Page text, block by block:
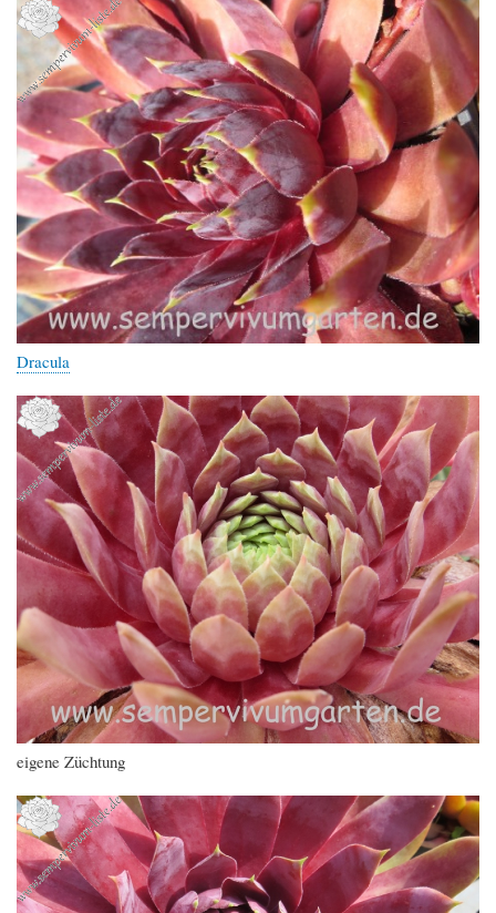
Dracula
eigene Züchtung